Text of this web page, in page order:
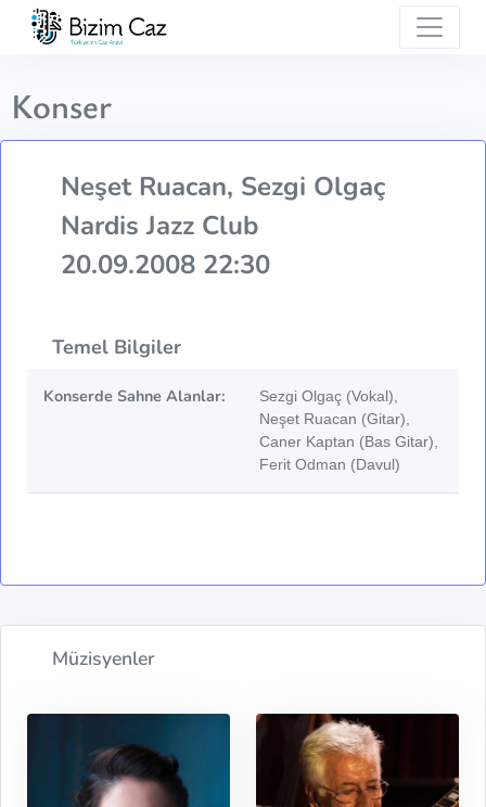
Konser
Neşet Ruacan, Sezgi Olgaç
Nardis Jazz Club
20.09.2008 22:30
Temel Bilgiler
Konserde Sahne Alanlar:
Sezgi Olgaç (Vokal),
Neşet Ruacan (Gitar),
Caner Kaptan (Bas Gitar),
Ferit Odman (Davul)
Müzisyenler